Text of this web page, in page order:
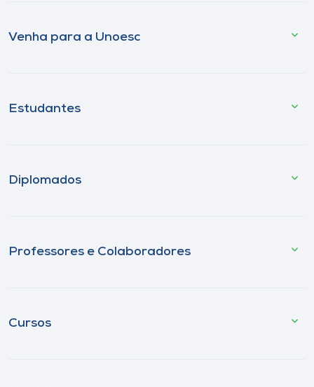
Venha para a Unoesc
Estudantes
Diplomados
Professores e Colaboradores
Cursos